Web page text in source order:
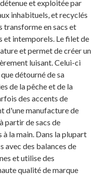
et exploitée par
inhabituels, et recyclés
transforme en sacs et
et intemporels. Le filet de
et permet de créer un
luisant. Celui-ci
détourné de sa
de la pêche et de la
des accents de
d'une manufacture de
partir de sacs de
la main. Dans la plupart
avec des balances de
et utilise des
qualité de marque